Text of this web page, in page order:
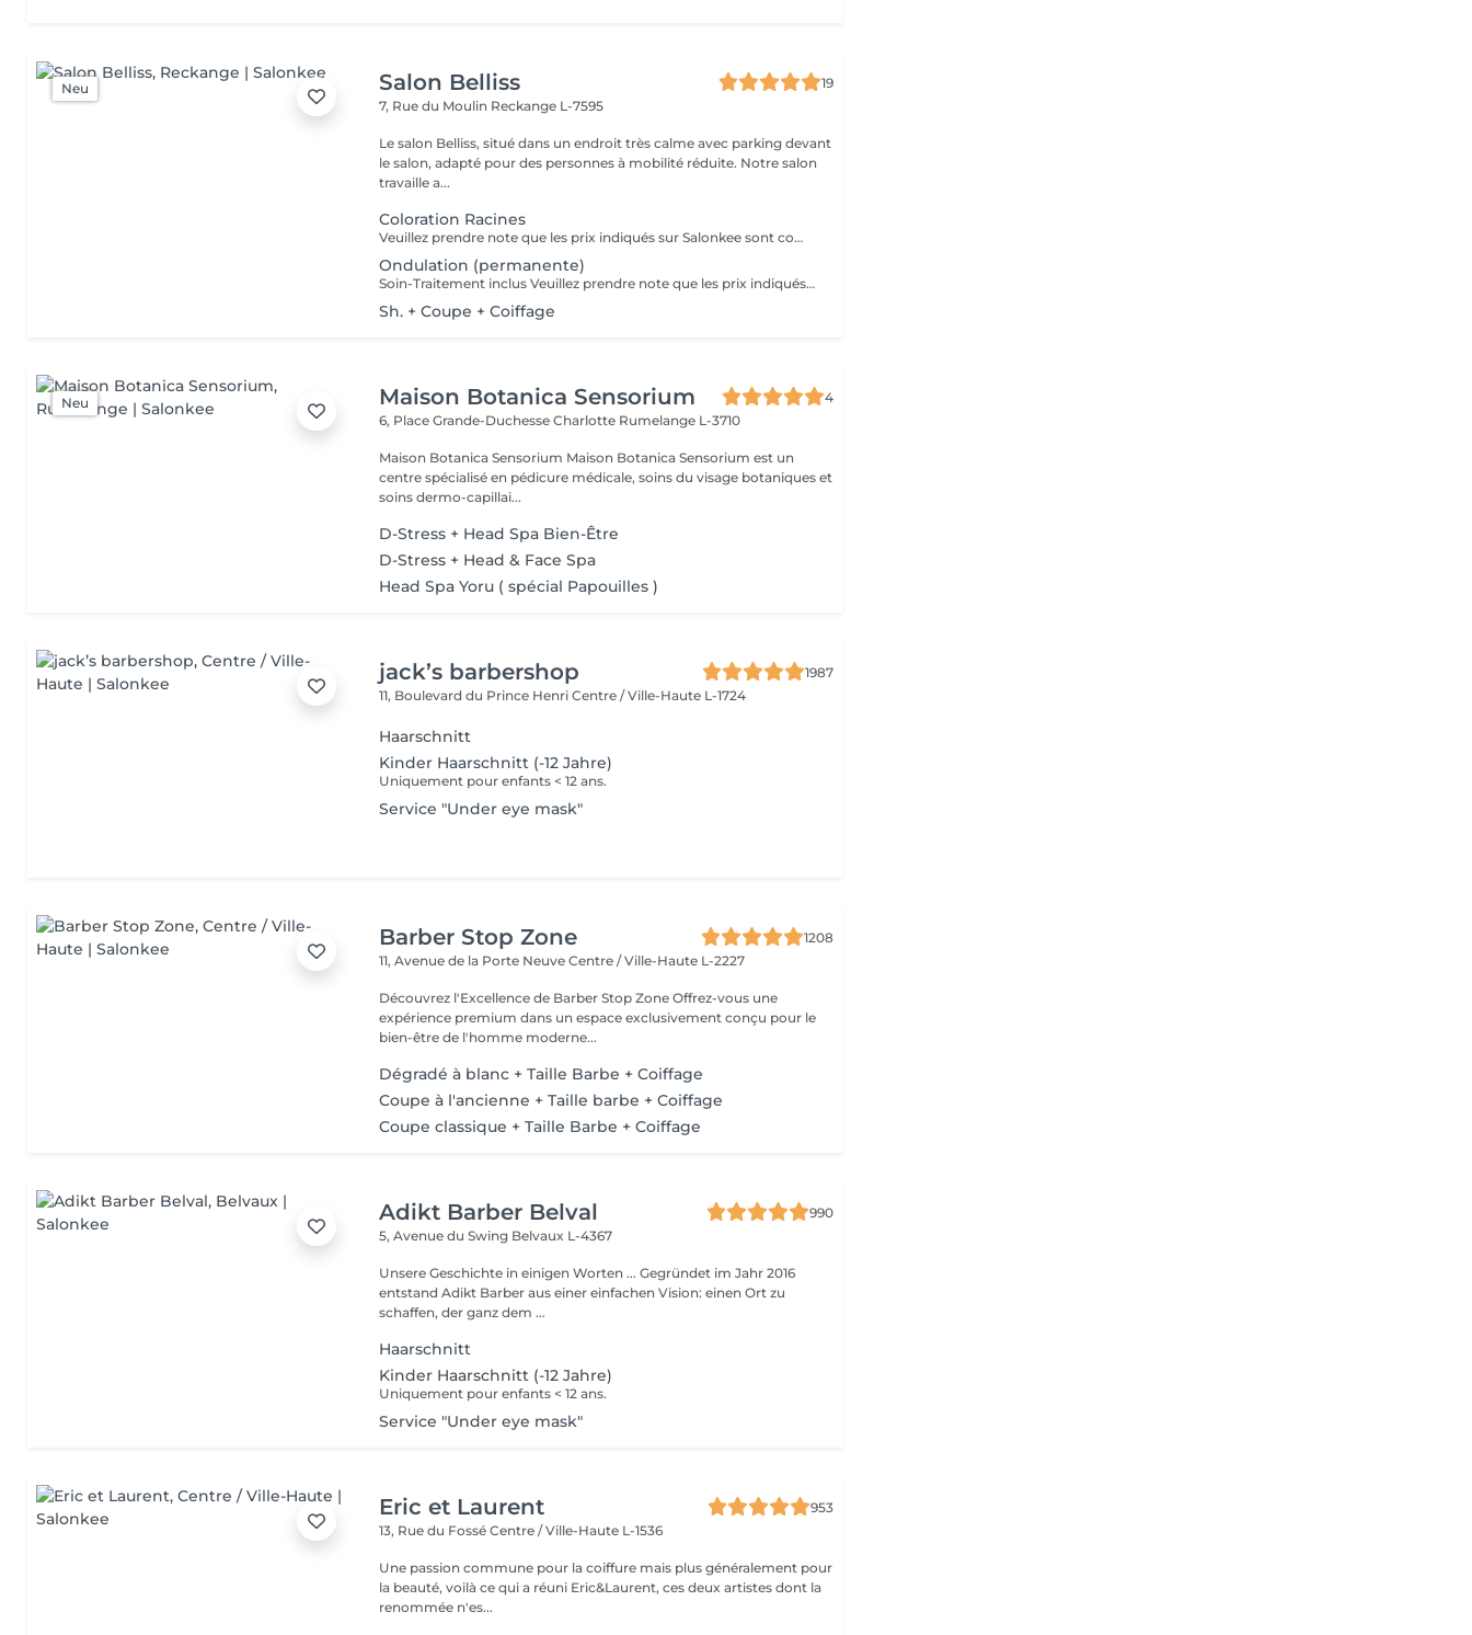
Neu Salon Belliss
19
7, Rue du Moulin Reckange L-7595
Le salon Belliss, situé dans un endroit très calme avec parking devant
le salon, adapté pour des personnes à mobilité réduite. Notre salon
travaille a...
Coloration Racines
Veuillez prendre note que les prix indiqués sur Salonkee sont communiqués à titre informatif et s'entendent de base. Ces derniers sont susceptibles de varier selon le diagnostic réalisé à votre arrivée au salon et l'expertise du professionnel à qui vous confiez votre beauté. Dans tous les cas, un devis précis vous sera proposé et toutes réalisations de prestations seront effectuées avec votre accord. Un grand merci d'avance pour votre compréhension. Au plaisir de vous recevoir très vite.
Ondulation (permanente)
Soin-Traitement inclus Veuillez prendre note que les prix indiqués sur Salonkee sont communiqués à titre informatif et s'entendent de base. Ces derniers sont susceptibles de varier selon le diagnostic réalisé à votre arrivée au salon et l'expertise du professionnel à qui vous confiez votre beauté. Dans tous les cas, un devis précis vous sera proposé et toutes réalisations de prestations seront effectuées avec votre accord. Un grand merci d'avance pour votre compréhension. Au plaisir de vous recevoir très vite.
Sh. + Coupe + Coiffage
Neu Maison Botanica Sensorium
4
6, Place Grande-Duchesse Charlotte Rumelange L-3710
Maison Botanica Sensorium Maison Botanica Sensorium est un
centre spécialisé en pédicure médicale, soins du visage botaniques et
soins dermo-capillai...
D-Stress + Head Spa Bien-Être
D-Stress + Head & Face Spa
Head Spa Yoru ( spécial Papouilles )
jack’s barbershop
1987
11, Boulevard du Prince HenriCentre / Ville-Haute L-1724
Haarschnitt
Kinder Haarschnitt (-12 Jahre)
Uniquement pour enfants < 12 ans.
Service "Under eye mask"
Barber Stop Zone
1208
11, Avenue de la Porte NeuveCentre / Ville-Haute L-2227
Découvrez l'Excellence de Barber Stop Zone Offrez-vous une
expérience premium dans un espace exclusivement conçu pour le
bien-être de l'homme moderne...
Dégradé à blanc + Taille Barbe + Coiffage
Coupe à l'ancienne + Taille barbe + Coiffage
Coupe classique + Taille Barbe + Coiffage
Adikt Barber Belval
990
5, Avenue du Swing Belvaux L-4367
Unsere Geschichte in einigen Worten ... Gegründet im Jahr 2016
entstand Adikt Barber aus einer einfachen Vision: einen Ort zu
schaffen, der ganz dem ...
Haarschnitt
Kinder Haarschnitt (-12 Jahre)
Uniquement pour enfants < 12 ans.
Service "Under eye mask"
Eric et Laurent
953
13, Rue du FosséCentre / Ville-Haute L-1536
Une passion commune pour la coiffure mais plus généralement pour
la beauté, voilà ce qui a réuni Eric&Laurent, ces deux artistes dont la
renommée n'es...